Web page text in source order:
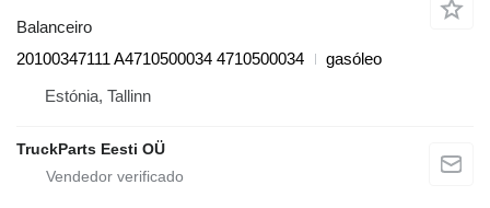
Balanceiro
20100347111 A4710500034 4710500034
gasóleo
Estónia, Tallinn
TruckParts Eesti OÜ